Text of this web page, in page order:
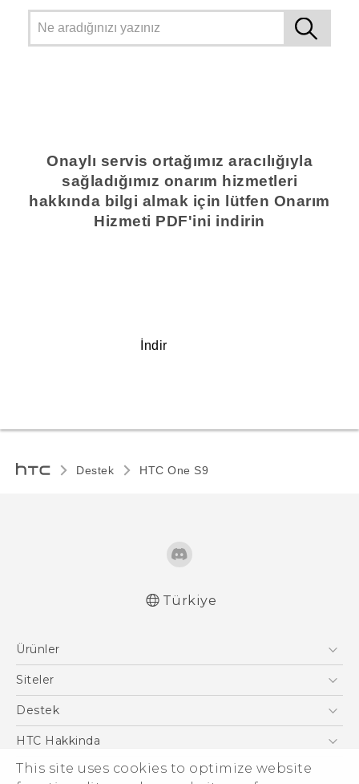
This site uses cookies to optimize website
Onaylı servis ortağımız aracılığıyla
sağladığımız onarım hizmetleri
hakkında bilgi almak için lütfen Onarım
Hizmeti PDF'ini indirin
İndir
Destek HTC One S9‎
Türkiye
Ürünler
Akıllı Telefonlar
VIVE
Siteler
HTC Dev
Destek
Destek Merkezi
HTC Hakkinda
ESG